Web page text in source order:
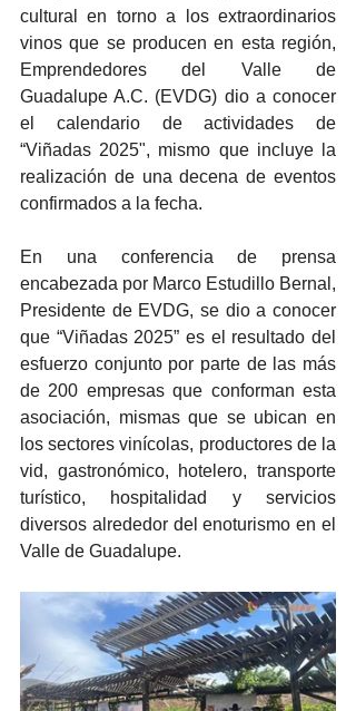
cultural en torno a los extraordinarios
vinos que se producen en esta región,
Emprendedores del Valle de
Guadalupe A.C. (EVDG) dio a conocer
el calendario de actividades de
“Viñadas 2025", mismo que incluye la
realización de una decena de eventos
confirmados a la fecha.
En una conferencia de prensa
encabezada por Marco Estudillo Bernal,
Presidente de EVDG, se dio a conocer
que “Viñadas 2025” es el resultado del
esfuerzo conjunto por parte de las más
de 200 empresas que conforman esta
asociación, mismas que se ubican en
los sectores vinícolas, productores de la
vid, gastronómico, hotelero, transporte
turístico, hospitalidad y servicios
diversos alrededor del enoturismo en el
Valle de Guadalupe.